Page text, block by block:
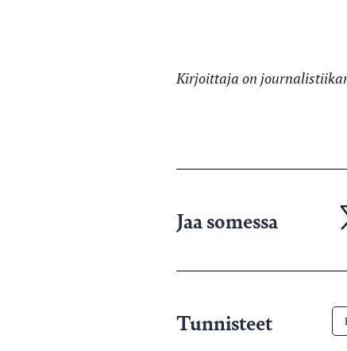
Kirjoittaja on
Jaa somessa
Tunnisteet